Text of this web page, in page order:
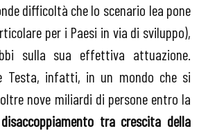
difficoltà che lo scenario Iea pone
per i Paesi in via di sviluppo),
sulla sua effettiva attuazione.
Testa, infatti, in un mondo che si
nove miliardi di persone entro la
tra crescita della